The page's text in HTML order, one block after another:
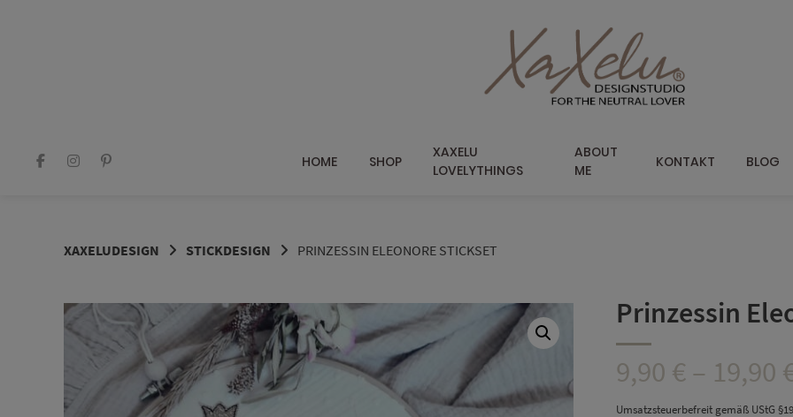
HOME SHOP
XAXELU
LOVELYTHINGS
ABOUT
ME
KONTAKT BLOG
XAXELUDESIGN STICKDESIGN PRINZESSIN ELEONORE STICKSET
Prinzessin
9,90 € – 19,90
Umsatzsteuerbefreit gemäß UStG §19